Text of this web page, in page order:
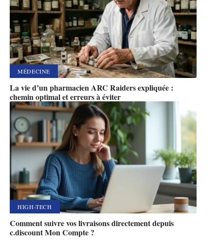
MÉDECINE
La vie d’un pharmacien ARC Raiders expliquée :
chemin optimal et erreurs à éviter
HIGH-TECH
Comment suivre vos livraisons directement depuis
c.discount Mon Compte ?